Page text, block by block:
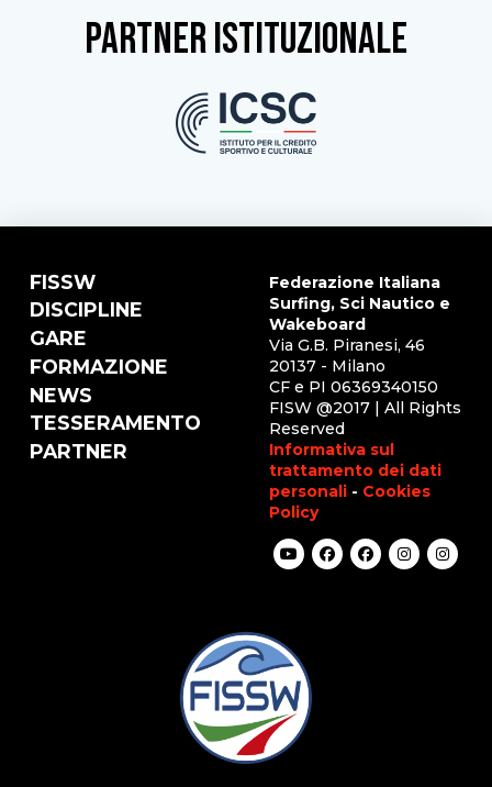
partner istituzionale
FISSW
DISCIPLINE
GARE
FORMAZIONE
NEWS
TESSERAMENTO
PARTNER
Federazione Italiana
Surfing, Sci Nautico e
Wakeboard
Via G.B. Piranesi, 46
20137 - Milano
CF e PI 06369340150
FISW @2017 | All Rights
Reserved
Informativa sul
trattamento dei dati
personali - Cookies
Policy